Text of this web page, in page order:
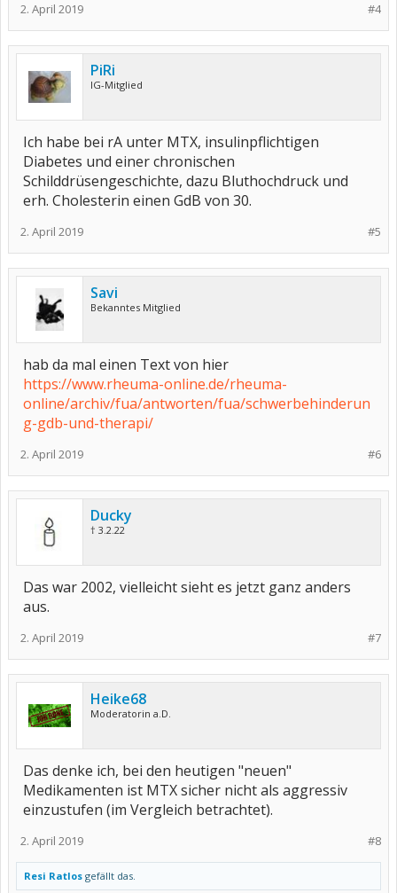
#4
2. April 2019
PiRi
IG-Mitglied
Ich habe bei rA unter MTX, insulinpflichtigen
Diabetes und einer chronischen
Schilddrüsengeschichte, dazu Bluthochdruck und
erh. Cholesterin einen GdB von 30.
#5
2. April 2019
Savi
Bekanntes Mitglied
hab da mal einen Text von hier
https://www.rheuma-online.de/rheuma-
online/archiv/fua/antworten/fua/schwerbehinderun
g-gdb-und-therapi/
#6
2. April 2019
Ducky
† 3.2.22
Das war 2002, vielleicht sieht es jetzt ganz anders
aus.
#7
2. April 2019
Heike68
Moderatorin a.D.
Das denke ich, bei den heutigen "neuen"
Medikamenten ist MTX sicher nicht als aggressiv
einzustufen (im Vergleich betrachtet).
#8
2. April 2019
Resi Ratlos gefällt das.